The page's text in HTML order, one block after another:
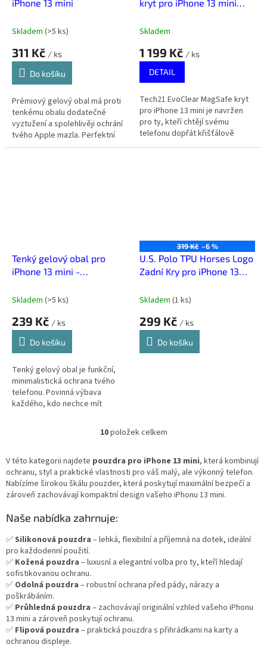
iPhone 13 mini
Skladem (>5 ks)
311 Kč / ks
Do košíku
Prémiový gelový obal má proti
tenkému obalu dodatečné
vyztužení a spolehlivěji ochrání
tvého Apple mazla. Perfektní
poměr ceny a výkonu.
kryt pro iPhone 13 mini
Skladem
1 199 Kč / ks
DETAIL
Tech21 EvoClear MagSafe kryt
pro iPhone 13 mini je navržen
pro ty, kteří chtějí svému
telefonu dopřát křišťálově
čistou ochranu, která nechá
Tenký gelový obal pro
iPhone 13 mini -
Skladem (>5 ks)
239 Kč / ks
Do košíku
Tenký gelový obal je funkční,
minimalistická ochrana tvého
telefonu. Povinná výbava
každého, kdo nechce mít
319 Kč –6 %
U.S. Polo TPU Horses Logo
Zadní Kry pro iPhone 13
Skladem (1 ks)
299 Kč / ks
Do košíku
O
l
á
d
a
r
k
v
p
i
s
10položek celkem
V této kategorii najdete pouzdra pro iPhone 13 mini, která kombinují
ochranu, styl a praktické vlastnosti pro váš malý, ale výkonný telefon.
Nabízíme širokou škálu pouzder, která poskytují maximální bezpečí a
zároveň zachovávají kompaktní design vašeho iPhonu 13 mini.
Naše nabídka zahrnuje:
✅Silikonová pouzdra – lehká, flexibilní a příjemná na dotek, ideální
pro každodenní použití.
✅ Kožená pouzdra – luxusní a elegantní volba pro ty, kteří hledají
sofistikovanou ochranu.
✅ Odolná pouzdra – robustní ochrana před pády, nárazy a
poškrábáním.
✅ Průhledná pouzdra – zachovávají originální vzhled vašeho iPhonu
13 mini a zároveň poskytují ochranu.
✅ Flipová pouzdra – praktická pouzdra s přihrádkami na karty a
ochranou displeje.